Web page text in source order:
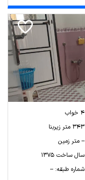
4 خواب
343 متر زیربنا
-- متر زمین
سال ساخت 1375
شماره طبقه: --